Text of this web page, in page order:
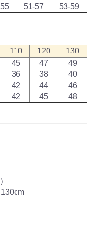
51-57 53-59
110 120
130
45 47
49
36 38
40
42 44
46
42 45 48